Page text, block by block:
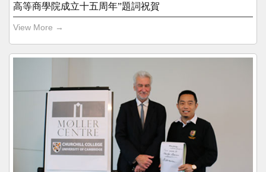
高等商學院成立十五周年”題詞祝賀
View More →